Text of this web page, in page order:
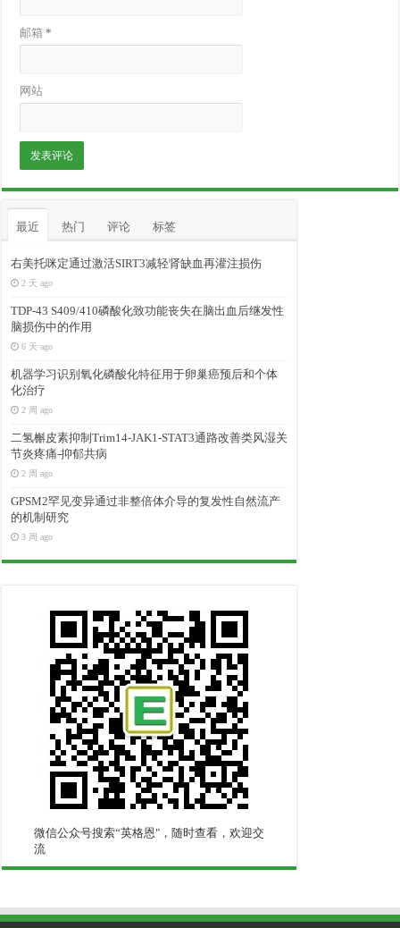
邮箱*
网站
最近 热门 评论 标签
右美托咪定通过激活SIRT3减轻肾缺血再灌注损伤
2 天 ago
TDP-43 S409/410磷酸化致功能丧失在脑出血后继发性
脑损伤中的作用
6 天 ago
机器学习识别氧化磷酸化特征用于卵巢癌预后和个体
化治疗
2 周 ago
二氢槲皮素抑制Trim14-JAK1-STAT3通路改善类风湿关
节炎疼痛-抑郁共病
2 周 ago
GPSM2罕见变异通过非整倍体介导的复发性自然流产
的机制研究
3 周 ago
微信公众号搜索“英格恩"，随时查看，欢迎交
流